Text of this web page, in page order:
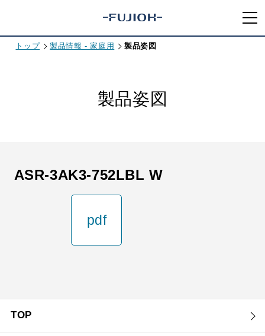
トップ 製品情報 - 家庭用 製品姿図
製品姿図
ASR-3AK3-752LBL W
pdf
TOP